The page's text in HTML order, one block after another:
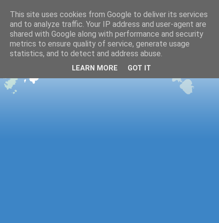
This site uses cookies from Google to deliver its services
and to analyze traffic. Your IP address and user-agent are
shared with Google along with performance and security
metrics to ensure quality of service, generate usage
statistics, and to detect and address abuse.
LEARN MORE GOT IT